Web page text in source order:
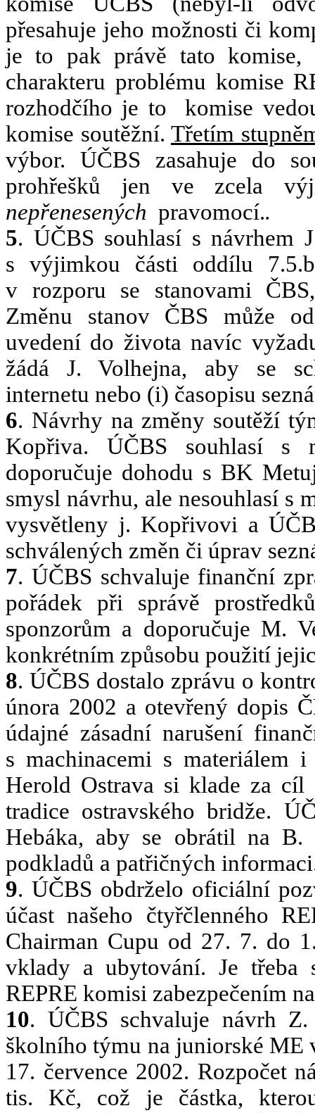
přesahuje jeho možnosti či
je to pak právě tato komise,
charakteru problému komise
rozhodčího je to
komise
komise soutěžní. Třetím
výbor. ÚČBS zasahuje do
prohřešků jen ve zcela
nepřenesených pravomocí..
5. ÚČBS souhlasí s návrhem
s výjimkou části oddílu
v rozporu se stanovami
Změnu stanov ČBS může
uvedení do života navíc
žádá J. Volhejna, aby se
internetu nebo (i) časopisu
6. Návrhy na změny soutěží
Kopřiva. ÚČBS souhlasí s
doporučuje dohodu s BK
smysl návrhu, ale nesouhlasí s
vysvětleny j. Kopřivovi a
schválených změn či úprav
7. ÚČBS schvaluje finanční
pořádek při správě
sponzorům a doporučuje M.
konkrétním způsobu použití
8. ÚČBS dostalo zprávu o
února 2002 a otevřený dopis
údajné zásadní narušení
s machinacemi s materiálem
Herold Ostrava si klade za cíl
tradice ostravského bridže.
Hebáka, aby se obrátil na B.
podkladů a patřičných
9. ÚČBS obdrželo oficiální
účast našeho čtyřčlenného
Chairman Cupu od 27. 7. do
vklady a ubytování. Je třeba
REPRE komisi zabezpečením
10. ÚČBS schvaluje návrh
školního týmu na juniorské ME
17. července 2002. Rozpočet
tis. Kč, což je částka,